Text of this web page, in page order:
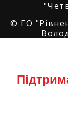
© ГО